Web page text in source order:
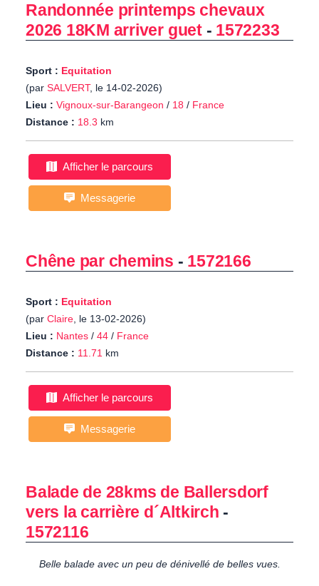
Randonnée printemps chevaux
2026 18KM arriver guet- 1572233
Sport : Equitation
(par SALVERT, le 14-02-2026)
Lieu : Vignoux-sur-Barangeon / 18 / France
Distance : 18.3 km
Afficher le parcours
Messagerie
Chêne par chemins - 1572166
Sport : Equitation
(par Claire, le 13-02-2026)
Lieu : Nantes / 44 / France
Distance : 11.71 km
Afficher le parcours
Messagerie
Balade de 28kms de Ballersdorf
vers la carrière d´Altkirch -
1572116
Belle balade avec un peu de dénivellé de belles vues.